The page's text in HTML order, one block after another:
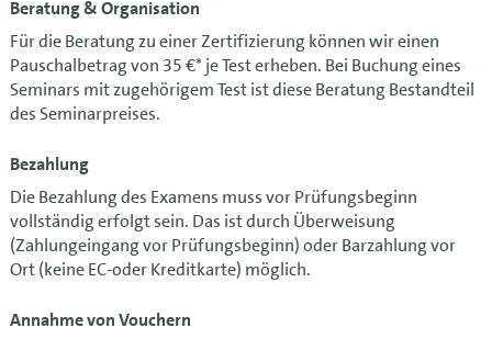
Beratung & Organisation
Für die Beratung zu einer Zertifizierung können wir einen
Pauschalbetrag von 35 €* je Test erheben. Bei Buchung eines
Seminars mit zugehörigem Test ist diese Beratung Bestandteil
des Seminarpreises.
Bezahlung
Die Bezahlung des Examens muss vor Prüfungsbeginn
vollständig erfolgt sein. Das ist durch Überweisung
(Zahlungeingang vor Prüfungsbeginn) oder Barzahlung vor
Ort (keine EC-oder Kreditkarte) möglich.
Annahme von Vouchern